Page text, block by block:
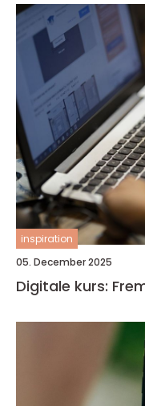
inspiration
05. December 2025
Digitale kurs: